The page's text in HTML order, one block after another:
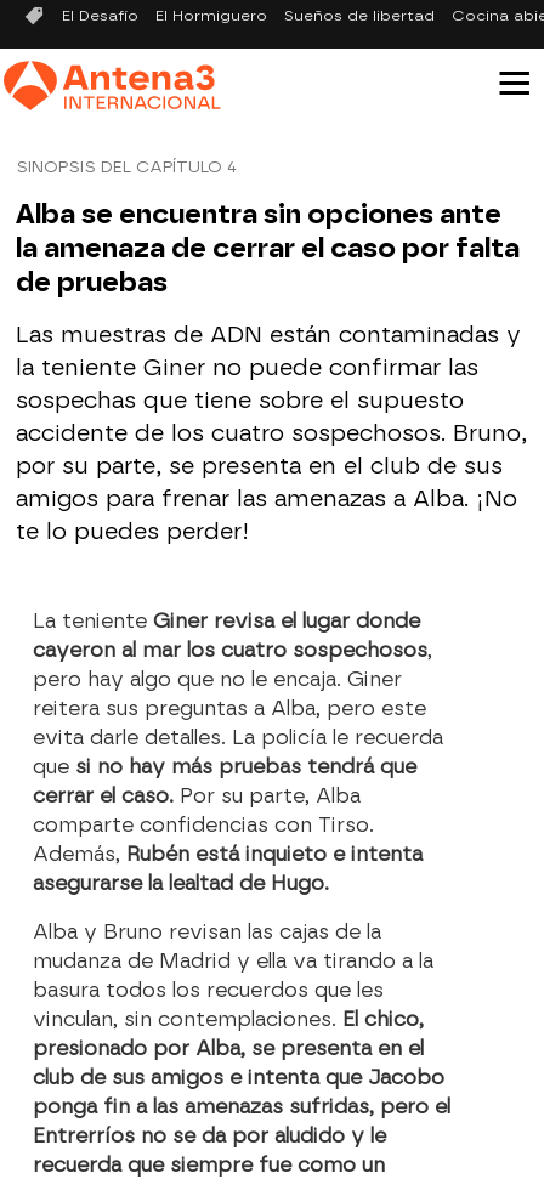
El Desafío El Hormiguero Sueños de libertad Cocina
SINOPSIS DEL CAPÍTULO 4
Alba se encuentra sin opciones ante
la amenaza de cerrar el caso por falta
de pruebas
Las muestras de ADN están contaminadas y
la teniente Giner no puede confirmar las
sospechas que tiene sobre el supuesto
accidente de los cuatro sospechosos. Bruno,
por su parte, se presenta en el club de sus
amigos para frenar las amenazas a Alba. ¡No
te lo puedes perder!
La tenienteGiner revisa el lugar donde
cayeron al mar los cuatro sospechosos,
pero hay algo que no le encaja. Giner
reitera sus preguntas a Alba, pero este
evita darle detalles. La policía le recuerda
que si no hay más pruebas tendrá que
cerrar el caso. Por su parte, Alba
comparte confidencias con Tirso.
Además, Rubén está inquieto e intenta
asegurarse la lealtad de Hugo.
Alba y Bruno revisan las cajas de la
mudanza de Madrid y ella va tirando a la
basura todos los recuerdos que les
vinculan, sin contemplaciones. El chico,
presionado por Alba, se presenta en el
club de sus amigos e intenta que Jacobo
ponga fin a las amenazas sufridas, pero el
Entrerríos no se da por aludido y le
recuerda que siempre fue como un